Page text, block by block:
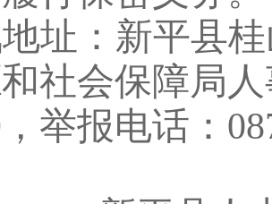
址：新平县
社会保障局
，举报电话：